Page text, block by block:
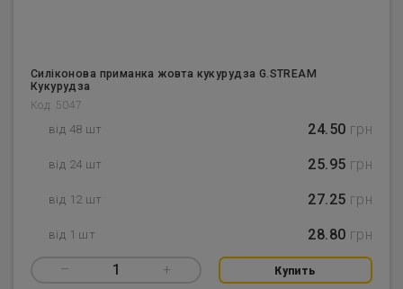
Силіконова приманка жовта кукурудза G.STREAM
Кукурудза
Код: 5047
від 48 шт 24.50 грн
від 24 шт 25.95 грн
від 12 шт 27.25 грн
від 1 шт 28.80 грн
– 1 + Купить